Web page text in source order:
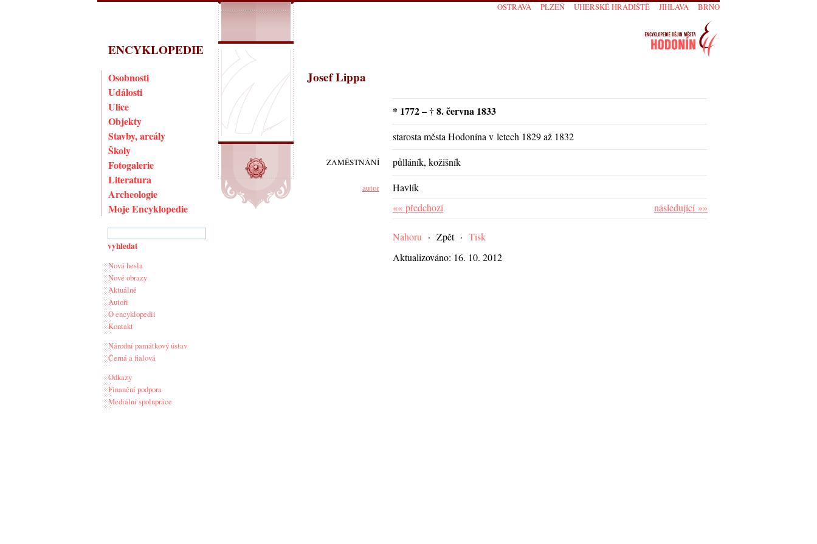
ENCYKLOPEDIE
Osobnosti
Události
Ulice
Objekty
Stavby, areály
Školy
Fotogalerie
Literatura
Archeologie
Moje Encyklopedie
Nová hesla
Nové obrazy
Aktuálně
Autoři
O encyklopedii
Kontakt
Národní památkový ústav
Černá a fialová
Odkazy
Finanční podpora
Mediální spolupráce
Josef Lippa
* 1772 – † 8. června 1833
starosta města Hodonína v letech 1829 až 1832
ZAMĚSTNÁNÍ půlláník, kožišník
autor
Havlík
následující »»
«« předchozí
Nahoru · Zpět· Tisk
Aktualizováno: 16. 10. 2012
BRNO
JIHLAVA
UHERSKÉ HRADIŠTĚ
PLZEŇ
OSTRAVA